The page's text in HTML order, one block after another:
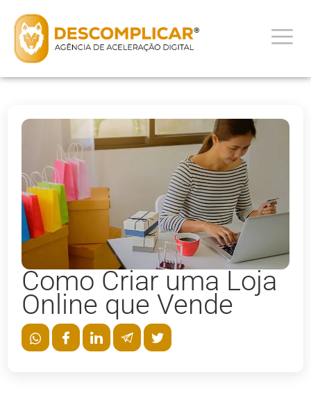
Como Criar uma Loja
Online que Vende